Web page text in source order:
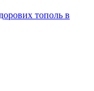
тополь в